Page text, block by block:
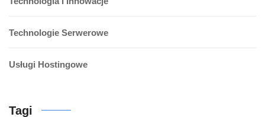
Technologie Serwerowe
Usługi Hostingowe
Tagi